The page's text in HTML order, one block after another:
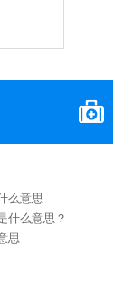
么意思
什么意思？
思